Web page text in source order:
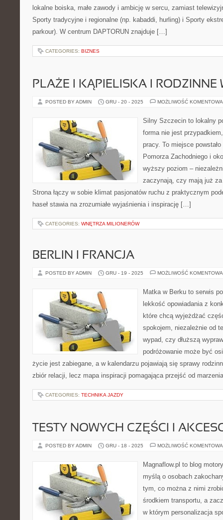
lokalne boiska, małe zawody i ambicję w sercu, zamiast
Sporty tradycyjne i regionalne (np. kabaddi, hurling) i Sporty
parkour). W centrum DAPTORUN znajduje […]
CATEGORIES: BIZNES
PLAŻE I KĄPIELISKA I RODZINNE
POSTED BY ADMIN GRU - 20 - 2025 MOŻLIWOŚĆ
Silny Szczecin to lokalny
forma nie jest
pracy. To miejsce
Pomorza Zachodniego i
wyższy poziom –
zaczynają, czy mają już
Strona łączy w sobie klimat pasjonatów ruchu z praktycznym
haseł stawia na zrozumiałe wyjaśnienia i inspirację […]
CATEGORIES: WNĘTRZA MILIONERÓW
BERLIN I FRANCJA
POSTED BY ADMIN GRU - 19 - 2025 MOŻLIWOŚĆ
Matka w Berku to serwis
lekkość opowiadania z
które chcą wyjeżdżać
spokojem, niezależnie od
wypad, czy dłuższą
podróżowanie może być
życie jest zabiegane, a w kalendarzu pojawiają się sprawy
zbiór relacji, lecz mapa inspiracji pomagająca przejść od
CATEGORIES: TECHNIKA JAZDY
TESTY NOWYCH CZĘŚCI I
POSTED BY ADMIN GRU - 18 - 2025 MOŻLIWOŚĆ
Magnaflow.pl to blog
myślą o osobach
tym, co można z nimi
środkiem transportu, a
w którym personalizacja